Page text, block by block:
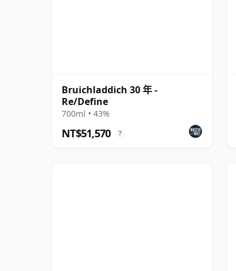
Bruichladdich 30 年 -
Re/Define
700ml • 43%
NT$51,570 ?